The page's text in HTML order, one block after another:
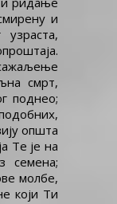
и
смрт,
поднео;
општа
Те је на
семена;
молбе,
који Ти